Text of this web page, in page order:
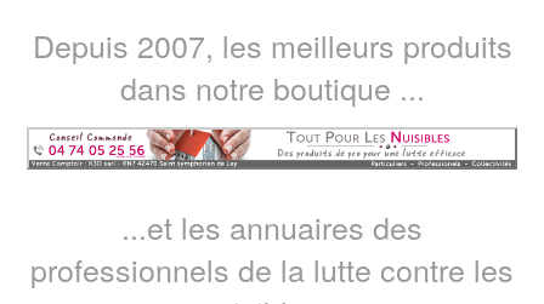
Depuis 2007, les meilleurs produits
dans notre boutique ...
...et les annuaires des
professionnels de la lutte contre les